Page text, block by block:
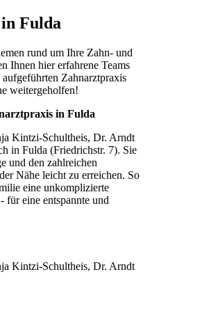
Fulda
rund um Ihre Zahn- und
Ihnen hier erfahrene Teams
Zahnarztpraxis
weitergeholfen!
in Fulda
Kintzi-Schultheis, Dr. Arndt
in Fulda (Friedrichstr. 7). Sie
und den zahlreichen
Nähe leicht zu erreichen. So
eine unkomplizierte
für eine entspannte und
Kintzi-Schultheis, Dr. Arndt